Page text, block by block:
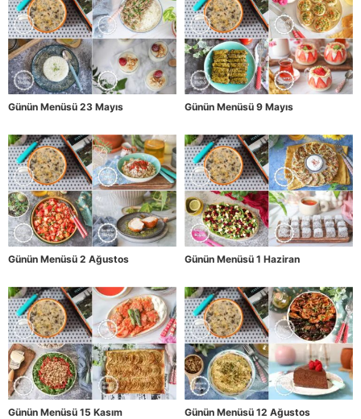
Günün Menüsü 23 Mayıs Günün Menüsü 9 Mayıs
Günün Menüsü 2 Ağustos Günün Menüsü 1 Haziran
Günün Menüsü 15 Kasım Günün Menüsü 12 Ağustos